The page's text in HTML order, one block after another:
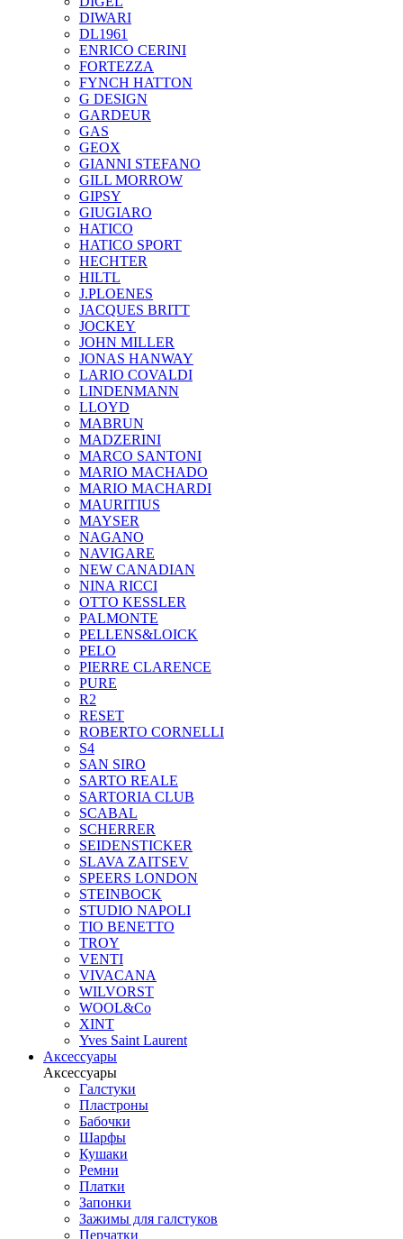
DIWARI
DL1961
ENRICO CERINI
FORTEZZA
FYNCH HATTON
G DESIGN
GARDEUR
GAS
GEOX
GIANNI STEFANO
GILL MORROW
GIPSY
GIUGIARO
HATICO
HATICO SPORT
HECHTER
HILTL
J.PLOENES
JAСQUES BRITT
JOCKEY
JOHN MILLER
JONAS HANWAY
LARIO COVALDI
LINDENMANN
LLOYD
MABRUN
MADZERINI
MARCO SANTONI
MARIO MACHADO
MARIO MACHARDI
MAURITIUS
MAYSER
NAGANO
NAVIGARE
NEW CANADIAN
NINA RICCI
OTTO KESSLER
PALMONTE
PELLENS&LOICK
PELO
PIERRE CLARENCE
PURE
R2
RESET
ROBERTO CORNELLI
S4
SAN SIRO
SARTO REALE
SARTORIA CLUB
SCABAL
SCHERRER
SEIDENSTICKER
SLAVA ZAITSEV
SPEERS LONDON
STEINBOCK
STUDIO NAPOLI
TIO BENETTO
TROY
VENTI
VIVACANA
WILVORST
WOOL&Co
XINT
Yves Saint Laurent
Аксессуары
Аксессуары
Галстуки
Пластроны
Бабочки
Шарфы
Кушаки
Ремни
Платки
Запонки
Зажимы для галстуков
Перчатки